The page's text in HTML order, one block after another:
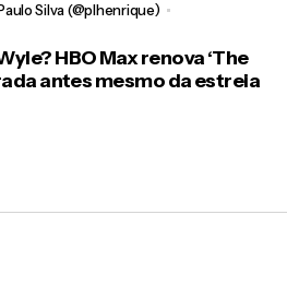
Silva (@plhenrique)
HBO Max renova ‘The
antes mesmo da estreia